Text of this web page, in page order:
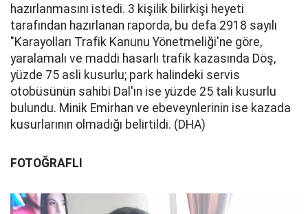
hazırlanmasını istedi. 3 kişilik bilirkişi heyeti
tarafından hazırlanan raporda, bu defa 2918 sayılı
"Karayolları Trafik Kanunu Yönetmeliği'ne göre,
yaralamalı ve maddi hasarlı trafik kazasında Döş,
yüzde 75 asli kusurlu; park halindeki servis
otobüsünün sahibi Dal'ın ise yüzde 25 tali kusurlu
bulundu. Minik Emirhan ve ebeveynlerinin ise kazada
kusurlarının olmadığı belirtildi. (DHA)
FOTOĞRAFLI